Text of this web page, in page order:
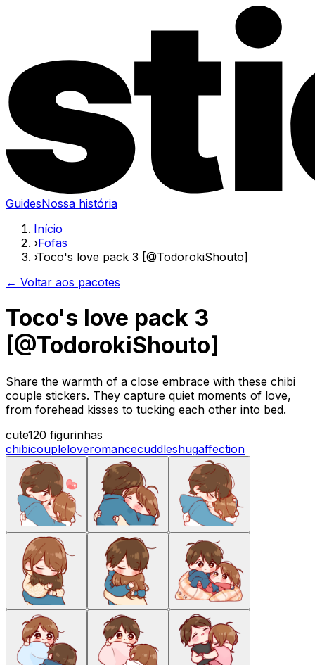
GuidesNossa história
Início
›Fofas
›Toco's love pack 3 [@TodorokiShouto]
← Voltar aos pacotes
Toco's love pack 3
[@TodorokiShouto]
Share the warmth of a close embrace with these chibi
couple stickers. They capture quiet moments of love,
from forehead kisses to tucking each other into bed.
cute120 figurinhas
chibicoupleloveromancecuddleshugaffection